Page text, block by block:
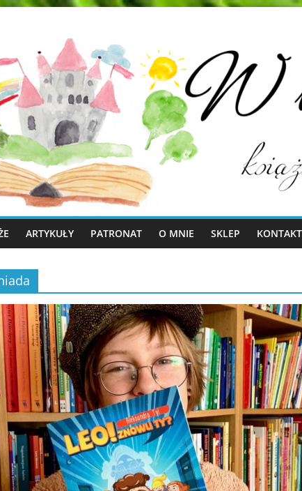
ARTYKUŁY PATRONAT O MNIE SKLEP KONTAKT